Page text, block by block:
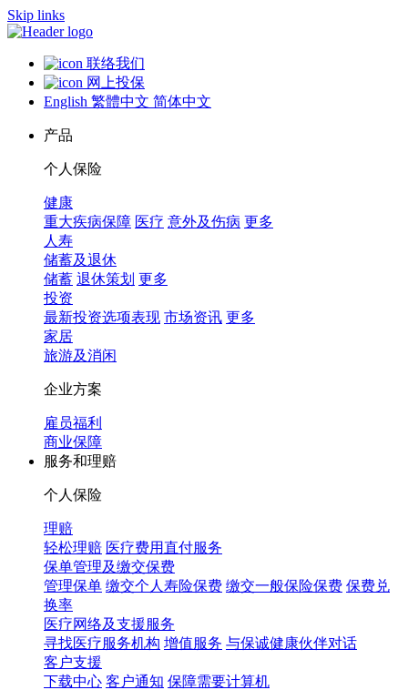
Skip links
联络我们
网上投保
English 繁體中文 简体中文
产品
个人保险
健康
重大疾病保障 医疗 意外及伤病 更多
人寿
储蓄及退休
储蓄 退休策划 更多
投资
最新投资选项表现 市场资讯 更多
家居
旅游及消闲
企业方案
雇员福利
商业保障
服务和理赔
个人保险
理赔
轻松理赔 医疗费用直付服务
保单管理及缴交保费
管理保单 缴交个人寿险保费 缴交一般保险保费 保费兑
换率
医疗网络及支援服务
寻找医疗服务机构 增值服务 与保诚健康伙伴对话
客户支援
下载中心 客户通知 保障需要计算机